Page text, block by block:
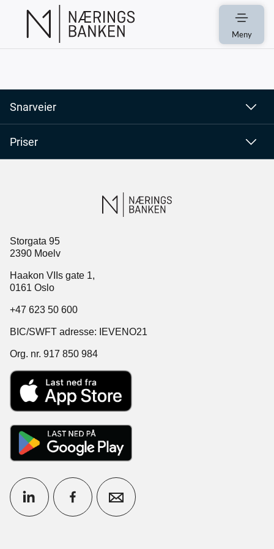
Meny
Snarveier
Priser
Storgata 95
2390 Moelv
Haakon VIIs gate 1,
0161 Oslo
+47 623 50 600
BIC/SWFT adresse: IEVENO21
Org. nr. 917 850 984